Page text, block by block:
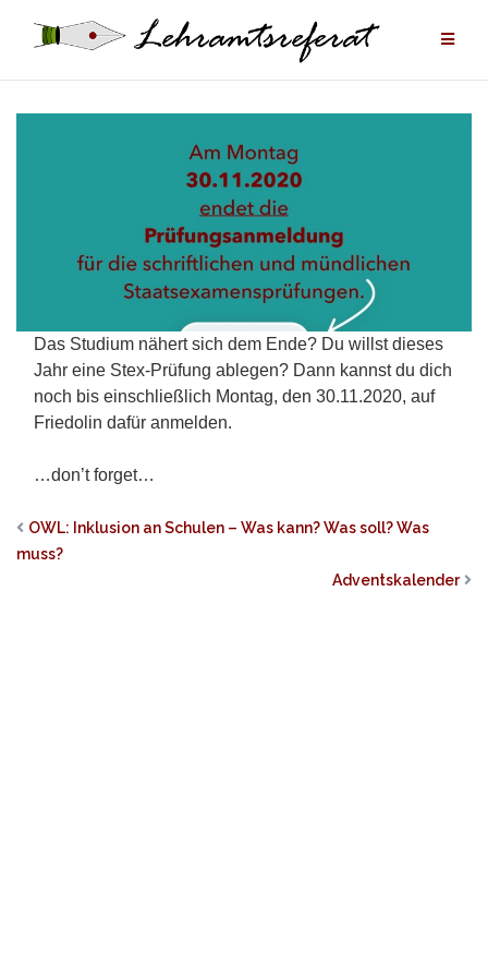
Das Studium nähert sich dem Ende? Du willst dieses
Jahr eine Stex-Prüfung ablegen? Dann kannst du dich
noch bis einschließlich Montag, den 30.11.2020, auf
Friedolin dafür anmelden.
…don’t forget…
OWL: Inklusion an Schulen – Was kann? Was soll? Was
muss?
Adventskalender